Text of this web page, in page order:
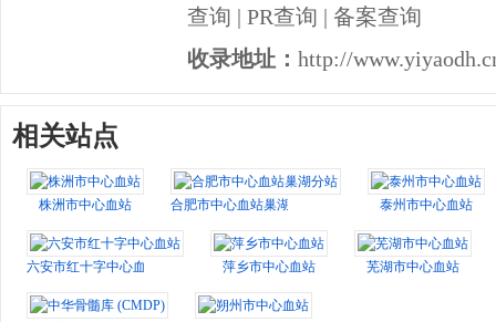
查询 | PR查询 | 备案查询
收录地址： http://
相关站点
株洲市中心血站 合肥市中心血站巢湖分站 泰州市中心血站
六安市红十字中心血站 萍乡市中心血站 芜湖市中心血站